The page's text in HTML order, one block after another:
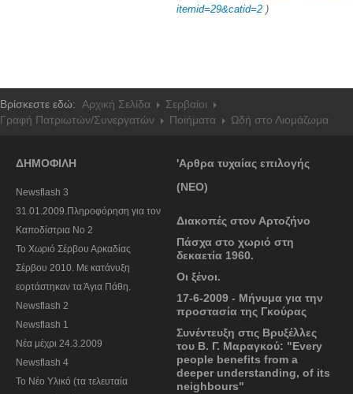
itemid=29&catid=2 )
Βρίσκεστε εδώ: Αρχική Σελίδα
Σερβαίοι
Γραφή Πατριωτών/Συνεργατών
Ποιήματα Ωδή στο Λιομάζωμα
ΔΗΜΟΦΙΛΗ
Newsflash 3
31.01.2009.Πληροφόρηση για τον
Καποδίστρια Νο 2
To Χωριό Σέρβου Αρκαδίας
Σέρβου 2010. Με κατάνυξη
εορτάστηκαν τα Άγια Πάθη.
Newsflash 2
Newsflash 1
Nέα μέχρι 24.3.2009
Newsflash 4
Το Νέο Υλικό (τα τελευταία
'Αρθρα τυχαίας επιλογής
(ΝΕΟ)
Διακοπές στον Αρτοζήνο
Πάσχα στο χωριό στη
δεκαετία 1960.
Οι ξένοι.
17-6-2009 - Μήνυμα για την
προστασία της Γκούρας
Συνέντευξη στις Βρυξέλλες
του Β. Γ. Μαραγκού: "Every
people benefits from a
deeper understanding, of its
neighbours"